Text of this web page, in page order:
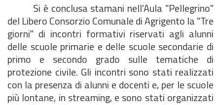
Si è conclusa stamani nell'Aula "Pellegrino"
del Libero Consorzio Comunale di Agrigento la "Tre
giorni" di incontri formativi riservati agli alunni
delle scuole primarie e delle scuole secondarie di
primo e secondo grado sulle tematiche di
protezione civile. Gli incontri sono stati realizzati
con la presenza di alunni e docenti e, per le scuole
più lontane, in streaming, e sono stati organizzati